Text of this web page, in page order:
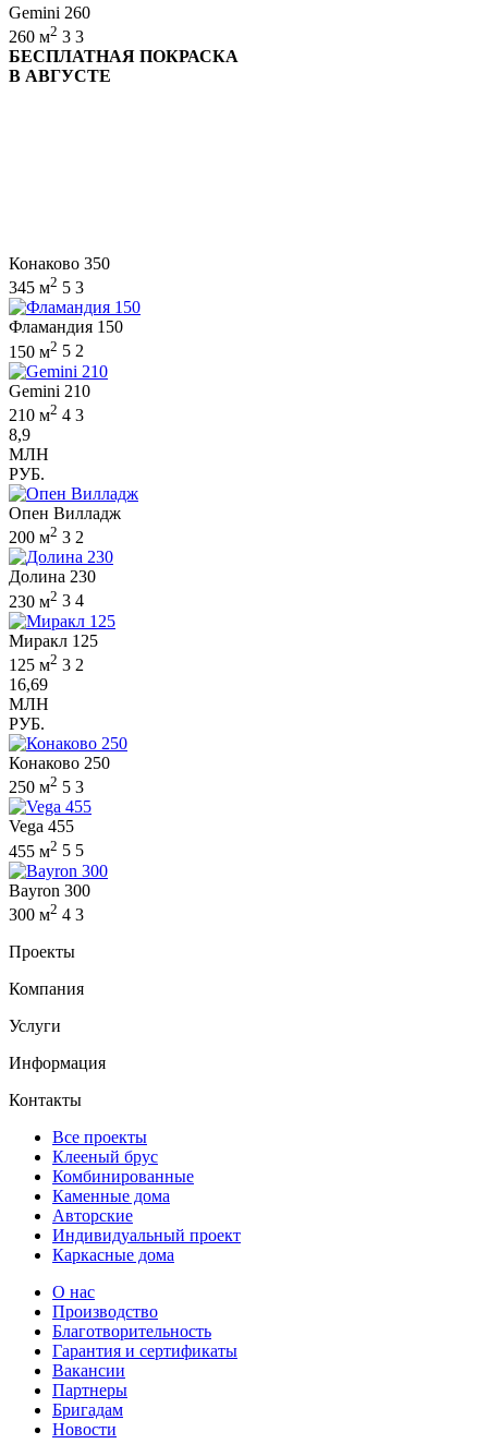
Gemini 260
260 м2 3 3
БЕСПЛАТНАЯ ПОКРАСКА
В АВГУСТЕ
Конаково 350
345 м2 5 3
Фламандия 150
150 м2 5 2
Gemini 210
210 м2 4 3
8,9
МЛН
РУБ.
Опен Вилладж
200 м2 3 2
Долина 230
230 м2 3 4
Миракл 125
125 м2 3 2
16,69
МЛН
РУБ.
Конаково 250
250 м2 5 3
Vega 455
455 м2 5 5
Bayron 300
300 м2 4 3
Проекты
Компания
Услуги
Информация
Контакты
Все проекты
Клееный брус
Комбинированные
Каменные дома
Авторские
Индивидуальный проект
Каркасные дома
О нас
Производство
Благотворительность
Гарантия и сертификаты
Вакансии
Партнеры
Бригадам
Новости